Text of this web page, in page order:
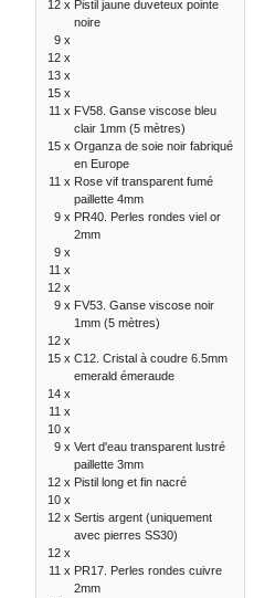
12 x Pistil jaune duveteux pointe
noire
9 x
12 x
13 x
15 x
11 x FV58. Ganse viscose bleu
clair 1mm (5 mètres)
15 x Organza de soie noir fabriqué
en Europe
11 x Rose vif transparent fumé
paillette 4mm
9 x PR40. Perles rondes viel or
2mm
9 x
11 x
12 x
9 x FV53. Ganse viscose noir
1mm (5 mètres)
12 x
15 x C12. Cristal à coudre 6.5mm
emerald émeraude
14 x
11 x
10 x
9 x Vert d'eau transparent lustré
paillette 3mm
12 x Pistil long et fin nacré
10 x
12 x Sertis argent (uniquement
avec pierres SS30)
12 x
11 x PR17. Perles rondes cuivre
2mm